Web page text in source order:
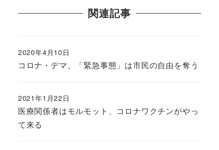
関連記事
コロナ・デマ、「緊急事態」は市民の自由を奪う
2020年4月10日
医療関係者はモルモット、コロナワクチンがやっ
て来る
2021年1月22日